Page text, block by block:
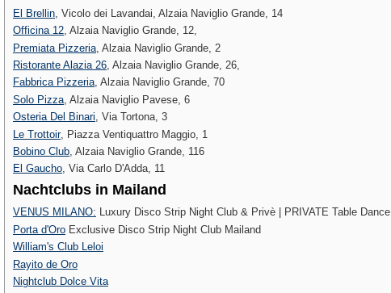
El Brellin , Vicolo dei Lavandai, Alzaia Naviglio Grande, 14
Officina 12, Alzaia Naviglio Grande, 12,
Premiata Pizzeria , Alzaia Naviglio Grande, 2
Ristorante Alazia 26, Alzaia Naviglio Grande, 26,
Fabbrica Pizzeria, Alzaia Naviglio Grande, 70
Solo Pizza , Alzaia Naviglio Pavese, 6
Osteria Del Binari, Via Tortona, 3
Le Trottoir‎, Piazza Ventiquattro Maggio, 1
Bobino Club, Alzaia Naviglio Grande, 116
El Gaucho, Via Carlo D'Adda, 11
Nachtclubs in Mailand
VENUS MILANO: Luxury Disco Strip Night Club & Privè | PRIVATE Table Dance
Porta d'Oro Exclusive Disco Strip Night Club Mailand
William's Club Leloi
Rayito de Oro
Nightclub Dolce Vita